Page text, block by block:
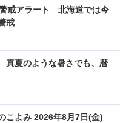
戒アラート 北海道では今
戒
夏のような暑さでも、暦
こよみ 2026年8月7日(金)